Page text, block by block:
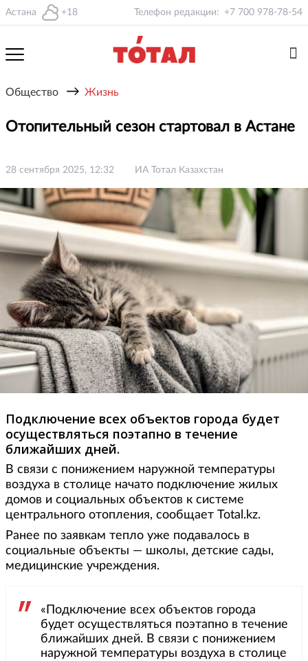
Астана +18 Телефон редакции: +7 700 978-78-54
Общество → Жизнь
Отопительный сезон стартовал в Астане
28 сентября 2025, 12:32 ИА Тотал Казахстан
Подключение всех объектов города будет
осуществляться поэтапно в течение
ближайших дней.
В связи с понижением наружной температуры
воздуха в столице начато подключение жилых
домов и социальных объектов к системе
центрального отопления, сообщает Total.kz.
Ранее по заявкам тепло уже подавалось в
социальные объекты — школы, детские сады,
медицинские учреждения.
«Подключение всех объектов города
будет осуществляться поэтапно в течение
ближайших дней. В связи с понижением
наружной температуры воздуха в столице